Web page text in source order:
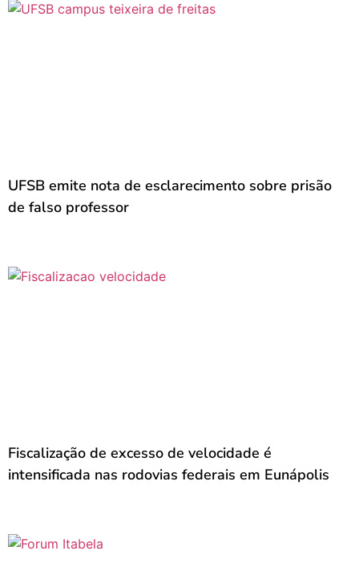
UFSB emite nota de esclarecimento sobre prisão
de falso professor
Fiscalização de excesso de velocidade é
intensificada nas rodovias federais em Eunápolis